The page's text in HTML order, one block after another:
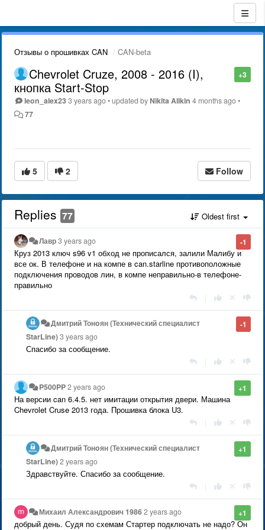
Отзывы о прошивках CAN CAN-beta
+3
Chevrolet Cruze, 2008 - 2016 (I),
кнопка Start-Stop
leon_alex233 years ago•updated by Nikita Alikin 4 months ago•
77
5 2 Follow
Replies 77 Oldest first
-1
Лавр3 years ago
Круз 2013 ключ s96 v1 обход не прописался, залили Малибу и
все ок. В телефоне и на компе в can.starline противоположные
подключения проводов лин, в компе неправильно-в телефоне-
правильно
-1
Дмитрий Тонoян (Технический специалист
StarLine)3 years ago
Спасибо за сообщение.
+1
P500PP2 years ago
На версии can 6.4.5. нет имитации открытия двери. Машина
Chevrolet Cruse 2013 года. Прошивка блока U3.
+1
Дмитрий Тонoян (Технический специалист
StarLine)2 years ago
Здравствуйте. Спасибо за сообщение.
+1
Михаил Александрович 19862 years ago
добрый день. Судя по схемам Стартер подключать не надо? Он